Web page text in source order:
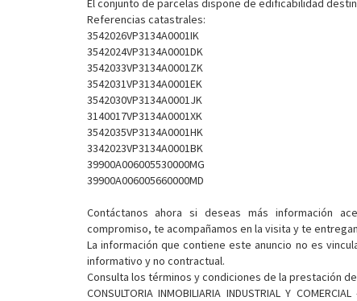
El conjunto de parcelas dispone de edificabilidad
Referencias catastrales:
3542026VP3134A0001IK
3542024VP3134A0001DK
3542033VP3134A0001ZK
3542031VP3134A0001EK
3542030VP3134A0001JK
3140017VP3134A0001XK
3542035VP3134A0001HK
3342023VP3134A0001BK
39900A006005530000MG
39900A006005660000MD
Contáctanos ahora si deseas más información
compromiso, te acompañamos en la visita y te
La información que contiene este anuncio no es
informativo y no contractual.
Consulta los términos y condiciones de la prestación
CONSULTORIA INMOBILIARIA INDUSTRIAL Y